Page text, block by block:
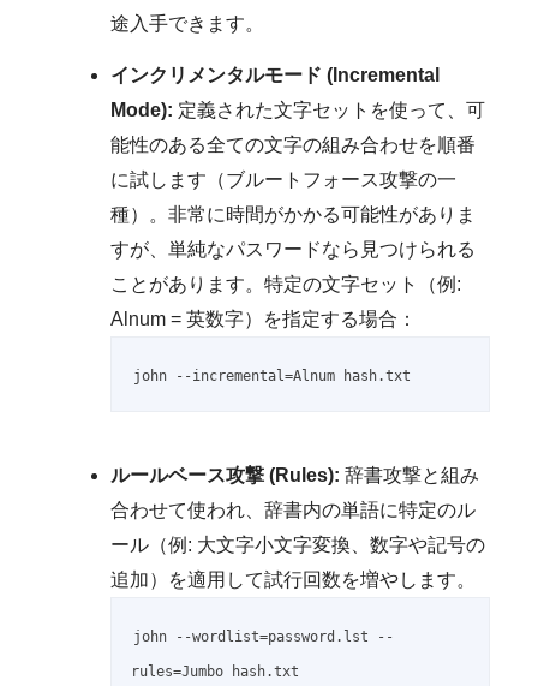
途入手できます。
インクリメンタルモード (Incremental
Mode): 定義された文字セットを使って、可
能性のある全ての文字の組み合わせを順番
に試します（ブルートフォース攻撃の一
種）。非常に時間がかかる可能性がありま
すが、単純なパスワードなら見つけられる
ことがあります。特定の文字セット（例:
Alnum = 英数字）を指定する場合：
john --incremental=Alnum hash.txt
ルールベース攻撃 (Rules): 辞書攻撃と組み
合わせて使われ、辞書内の単語に特定のル
ール（例: 大文字小文字変換、数字や記号の
追加）を適用して試行回数を増やします。
john --wordlist=password.lst --
rules=Jumbo hash.txt